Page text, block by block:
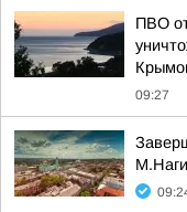
ПВО
09:27